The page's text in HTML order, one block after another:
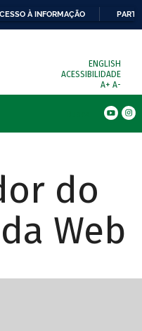
À INFORMAÇÃO
ENGLISH
ACESSIBILIDADE
A+ A-
do
Web